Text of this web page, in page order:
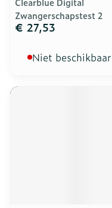
Zwangerschapstest 2
€ 27,53
Niet beschikbaar